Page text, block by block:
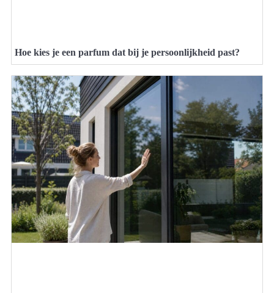
Hoe kies je een parfum dat bij je persoonlijkheid past?